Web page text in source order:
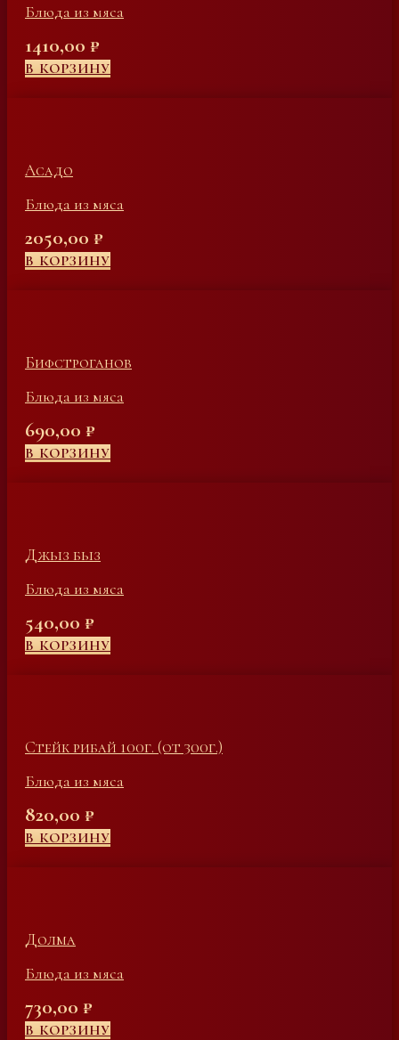
Блюда из мяса
1410,00 ₽
В КОРЗИНУ
Асадо
Блюда из мяса
2050,00 ₽
В КОРЗИНУ
Бифстроганов
Блюда из мяса
690,00 ₽
В КОРЗИНУ
Джыз быз
Блюда из мяса
540,00 ₽
В КОРЗИНУ
Стейк рибай 100г. (от 300г.)
Блюда из мяса
820,00 ₽
В КОРЗИНУ
Долма
Блюда из мяса
730,00 ₽
В КОРЗИНУ